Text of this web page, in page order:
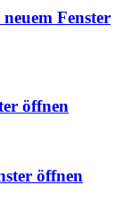
Fenster
öffnen
öffnen